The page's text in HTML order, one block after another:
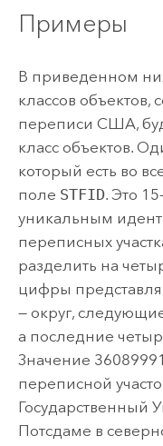
Примеры
В приведенном
классов
переписи США,
класс объектов.
который есть во
поле STFID. Это
уникальным
переписных
разделить на
цифры
— округ,
а последние
Значение
переписной
Государственный
Потсдаме в